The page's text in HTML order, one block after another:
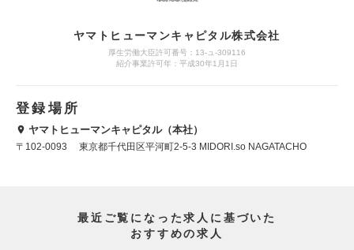
ヤマトヒューマンキャピタル株式会社
厚生労働大臣許可番号：13-ュ-309116
紹介事業許可年：平成30年1月1日
登録場所
ヤマトヒューマンキャピタル（本社）
〒102-0093 東京都千代田区平河町2-5-3 MIDORI.so NAGATACHO
最近ご覧になった求人に基づいた
おすすめの求人